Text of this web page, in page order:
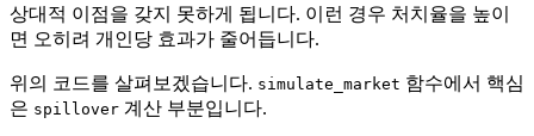
상대적 이점을 갖지 못하게 됩니다. 이런 경우 처치율을 높이
면 오히려 개인당 효과가 줄어듭니다.
위의 코드를 살펴보겠습니다. simulate_market 함수에서 핵심
은 spillover 계산 부분입니다.